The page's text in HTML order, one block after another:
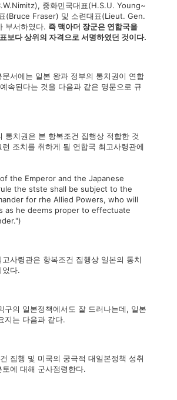
중화민국대표(H.S.U. Young~
(Bruce Fraser) 및 소련대표(Lieut. Gen.
부서하였다. 즉 맥아더 장군은 연합국을
보다 상위의 자격으로 서명하였던 것이다.
문서에는 일본 왕과 정부의 통치권이 연합
속된다는 것을 다음과 같은 명문으로 규
통치권은 본 항복조건 집행상 적합한 것
런 조치를 취하게 될 연합국 최고사령관에
the Emperor and the Japanese
the stste shall be subject to the
for rhe Allied Powers, who will
as he deems proper to effectuate
사령관은 항복조건 집행상 일본의 통치
었다.
구의 일본정책에서도 잘 드러나는데, 일본
지는 다음과 같다.
집행 및 미국의 궁극적 대일본정책 성취
에 대해 군사점령한다.